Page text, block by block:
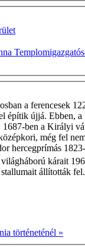
a ferencesek
építik újjá. Ebben,
ben a Királyi
még fel
hercegprímás
kárait
állították
történeténél »